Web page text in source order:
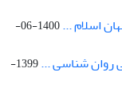
1400-06-
روان شناسی ...
1399-